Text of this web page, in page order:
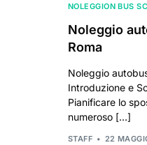
NOLEGGION BUS
Noleggio
Roma
Noleggio
Introduzione e
Pianificare lo
numeroso […]
STAFF 22